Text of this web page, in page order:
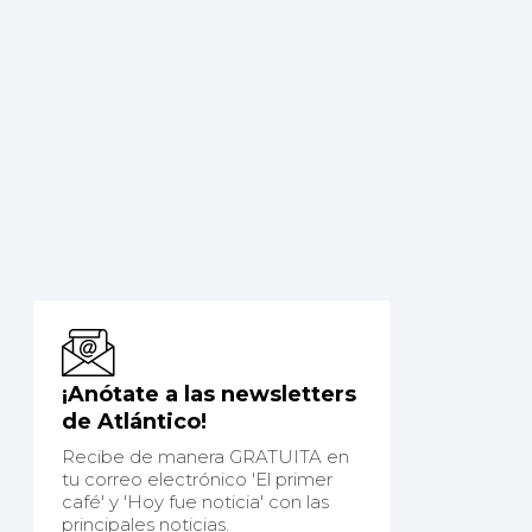
¡Anótate a las newsletters
de Atlántico!
Recibe de manera GRATUITA en
tu correo electrónico 'El primer
café' y 'Hoy fue noticia' con las
principales noticias.